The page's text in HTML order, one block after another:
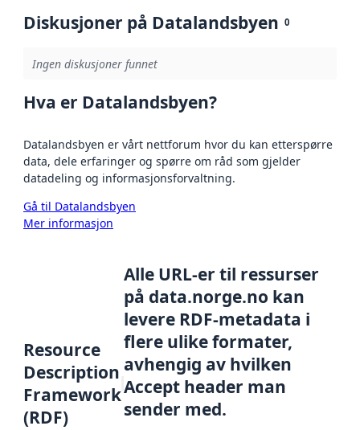
Diskusjoner på Datalandsbyen 0
Ingen diskusjoner funnet
Hva er Datalandsbyen?
Datalandsbyen er vårt nettforum hvor du kan etterspørre
data, dele erfaringer og spørre om råd som gjelder
datadeling og informasjonsforvaltning.
Gå til Datalandsbyen
Mer informasjon
Resource
Description
Framework
(RDF)
Alle URL-er til ressurser
på data.norge.no kan
levere RDF-metadata i
flere ulike formater,
avhengig av hvilken
Accept header man
sender med.